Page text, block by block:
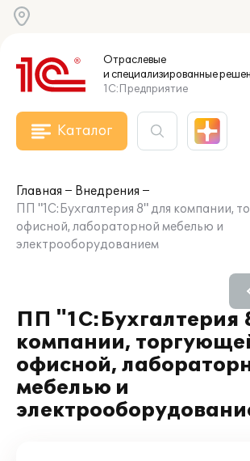
Отраслевые
и специализированные
1С:Предприятие
Каталог
Главная
Внедрения
ПП "1С:Бухгалтерия 8" для компании,
офисной, лабораторной мебелью и
электрооборудованием
ПП "1С:Бухгалтерия
компании,
офисной,
мебелью и